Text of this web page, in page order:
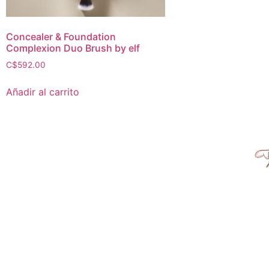
Concealer & Foundation
Complexion Duo Brush by elf
C$592.00
Añadir al carrito